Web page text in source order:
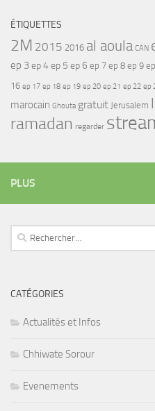
ÉTIQUETTES
2M 2015 2016 al aoula CAN
ep 3ep 4ep 5 ep 6 ep 7 ep 8 ep 9
16 ep 17 ep 18 ep 19 ep 20 ep 21 ep 22 ep
marocain Ghouta gratuit Jerusalem
ramadan regarder
PLUS
Rechercher :
CATÉGORIES
Actualités et Infos
Chhiwate Sorour
Evenements